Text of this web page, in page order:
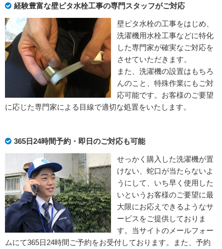
経験豊富な壁ピタ水栓工事の専門スタッフがご対応
壁ピタ水栓の工事をはじめ、
洗濯機用水栓工事などに特化
した専門家が確実なご対応を
させていただきます。
また、洗濯機の設置はもちろ
んのこと、特殊作業にもご対
応可能です。お客様のご要望
に応じた専門家による目線で適切な処置をいたします。
365日24時間予約・即日のご対応も可能
せっかく購入した洗濯機が置
けない、蛇口が当たらないよ
うにして、いち早く使用した
いというお客様のご要望に最
大限にお応えできるようなサ
ービスをご提供しておりま
す。当サイトのメールフォー
ムにて365日24時間ご予約をお受付しております。また、予約